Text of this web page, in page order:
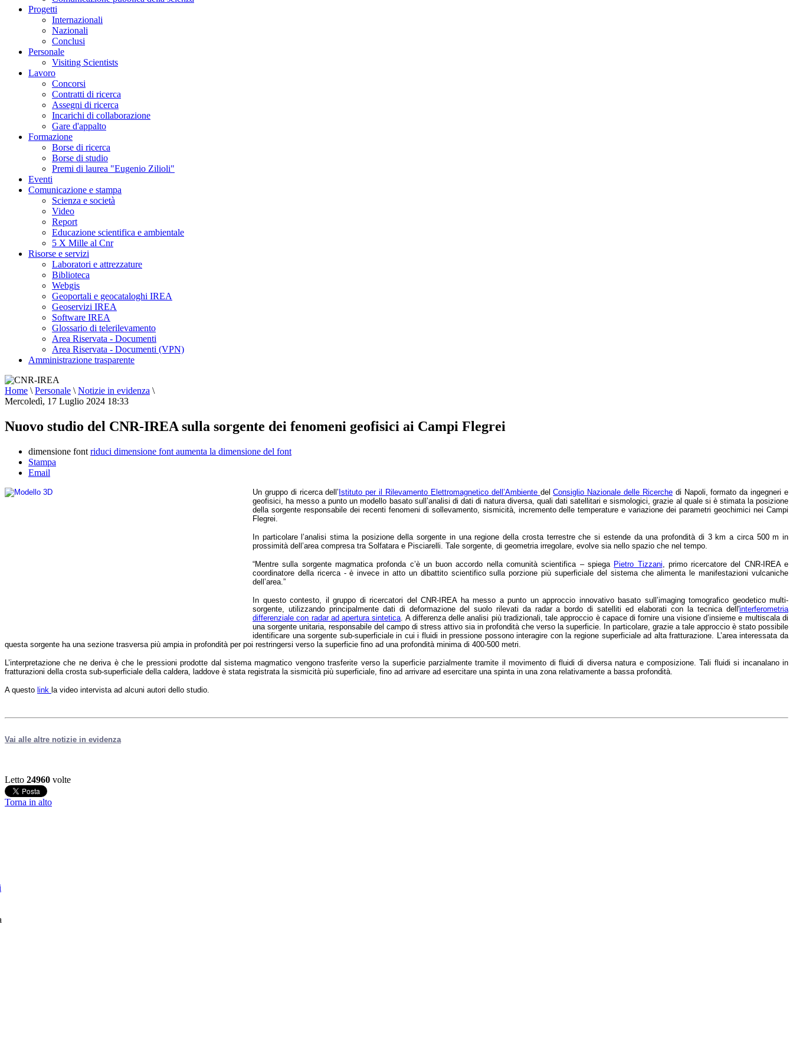
Progetti
Internazionali
Nazionali
Conclusi
Personale
Visiting Scientists
Lavoro
Concorsi
Contratti di ricerca
Assegni di ricerca
Incarichi di collaborazione
Gare d'appalto
Formazione
Borse di ricerca
Borse di studio
Premi di laurea "Eugenio Zilioli"
Eventi
Comunicazione e stampa
Scienza e società
Video
Report
Educazione scientifica e ambientale
5 X Mille al Cnr
Risorse e servizi
Laboratori e attrezzature
Biblioteca
Webgis
Geoportali e geocataloghi IREA
Geoservizi IREA
Software IREA
Glossario di telerilevamento
Area Riservata - Documenti
Area Riservata - Documenti (VPN)
Amministrazione trasparente
Home \ Personale \ Notizie in evidenza \
Mercoledì, 17 Luglio 2024 18:33
Nuovo studio del CNR-IREA sulla sorgente dei fenomeni geofisici ai Campi Flegrei
dimensione font riduci dimensione font aumenta la dimensione del font
Stampa
Email
Un gruppo di ricerca dell’ Istituto per il Rilevamento Elettromagnetico dell’Ambiente delConsiglio Nazionale delle Ricerchedi Napoli, formato da ingegneri e
geofisici, ha messo a punto un modello basato sull’analisi di dati di natura diversa, quali dati satellitari e sismologici, grazie al quale si è stimata la posizione
della sorgente responsabile dei recenti fenomeni di sollevamento, sismicità, incremento delle temperature e variazione dei parametri geochimici nei Campi
Flegrei.
In particolare l’analisi stima la posizione della sorgente in una regione della crosta terrestre che si estende da una profondità di 3 km a circa 500 m in
prossimità dell’area compresa tra Solfatara e Pisciarelli. Tale sorgente, di geometria irregolare, evolve sia nello spazio che nel tempo.
“Mentre sulla sorgente magmatica profonda c’è un buon accordo nella comunità scientifica – spiega Pietro Tizzani , primo ricercatore del CNR-IREA e
coordinatore della ricerca - è invece in atto un dibattito scientifico sulla porzione più superficiale del sistema che alimenta le manifestazioni vulcaniche
dell’area.”
In questo contesto, il gruppo di ricercatori del CNR-IREA ha messo a punto un approccio innovativo basato sull’imaging tomografico geodetico multi-
sorgente, utilizzando principalmente dati di deformazione del suolo rilevati da radar a bordo di satelliti ed elaborati con la tecnica dell'interferometria
differenziale con radar ad apertura sintetica . A differenza delle analisi più tradizionali, tale approccio è capace di fornire una visione d’insieme e multiscala di
una sorgente unitaria, responsabile del campo di stress attivo sia in profondità che verso la superficie. In particolare, grazie a tale approccio è stato possibile
identificare una sorgente sub-superficiale in cui i fluidi in pressione possono interagire con la regione superficiale ad alta fratturazione. L’area interessata da
questa sorgente ha una sezione trasversa più ampia in profondità per poi restringersi verso la superficie fino ad una profondità minima di 400-500 metri.
L’interpretazione che ne deriva è che le pressioni prodotte dal sistema magmatico vengono trasferite verso la superficie parzialmente tramite il movimento di fluidi di diversa natura e composizione. Tali fluidi si incanalano in
fratturazioni della crosta sub-superficiale della caldera, laddove è stata registrata la sismicità più superficiale, fino ad arrivare ad esercitare una spinta in una zona relativamente a bassa profondità.
A questo link la video intervista ad alcuni autori dello studio.
Vai alle altre notizie in evidenza
Letto 24960 volte
Torna in alto